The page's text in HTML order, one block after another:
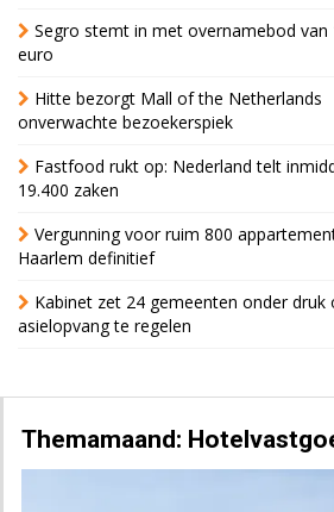
Segro stemt in met overnamebod van
euro
Hitte bezorgt Mall of the Netherlands
onverwachte bezoekerspiek
Fastfood rukt op: Nederland telt
19.400 zaken
Vergunning voor ruim 800
Haarlem definitief
Kabinet zet 24 gemeenten onder druk
asielopvang te regelen
Themamaand: